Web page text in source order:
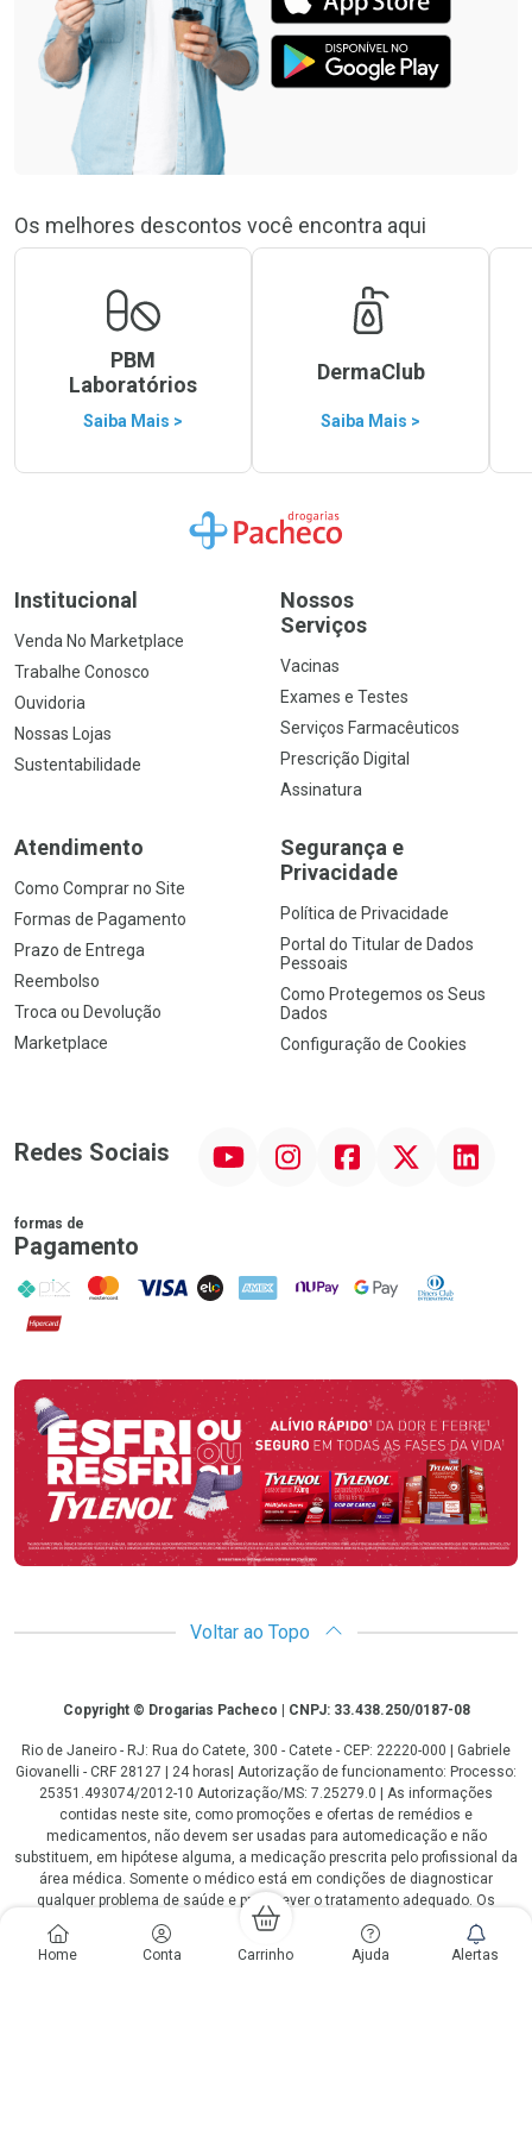
Home Conta Carrinho Ajuda Alertas
Os melhores descontos você encontra aqui
PBM
Laboratórios
Saiba Mais >
DermaClub
Saiba Mais >
Ir para a Home
Institucional
Venda No Marketplace
Trabalhe Conosco
Ouvidoria
Nossas Lojas
Sustentabilidade
Nossos
Serviços
Vacinas
Exames e Testes
Serviços Farmacêuticos
Prescrição Digital
Assinatura
Atendimento
Como Comprar no Site
Formas de Pagamento
Prazo de Entrega
Reembolso
Troca ou Devolução
Marketplace
Segurança e
Privacidade
Política de Privacidade
Portal do Titular de Dados
Pessoais
Como Protegemos os Seus
Dados
Configuração de Cookies
Redes Sociais InstagramFacebookTwitter Linkedin
formas de
Pagamento
PIX MasterCard
VISA ELO AMEX NuPay Google PayDiners Club
Hipercard
Promoção em Destaque
Voltar ao Topo
CopyrightCopyright © Drogarias Pacheco | CNPJ: 33.438.250/0187-08
Rio de Janeiro - RJ: Rua do Catete, 300 - Catete - CEP: 22220-000 | Gabriele
Giovanelli - CRF 28127 | 24 horas| Autorização de funcionamento: Processo:
25351.493074/2012-10 Autorização/MS: 7.25279.0 | As informações
contidas neste site, como promoções e ofertas de remédios e
medicamentos, não devem ser usadas para automedicação e não
substituem, em hipótese alguma, a medicação prescrita pelo profissional da
área médica. Somente o médico está em condições de diagnosticar
qualquer problema de saúde e prescrever o tratamento adequado. Os
preços e as promoções são válidos apenas para compras via internet. As
fotos contidas em nosso site são meramente ilustrativas. *Preços e
disponibilidade sujeitos a alterações no decorrer do dia. Antibióticos e